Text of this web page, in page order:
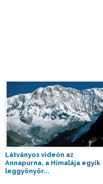
Látványos videón az
Annapurna, a Himalája egyik
leggyönyör...